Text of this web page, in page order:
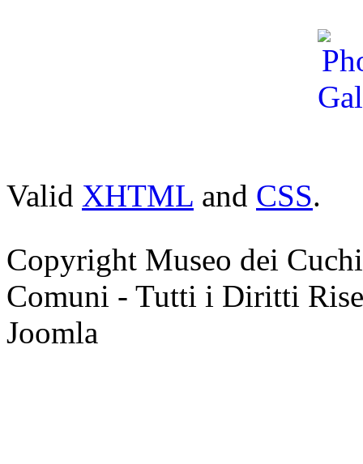
Valid XHTML and CSS.
Copyright Museo dei
Comuni - Tutti i Diritti
Joomla